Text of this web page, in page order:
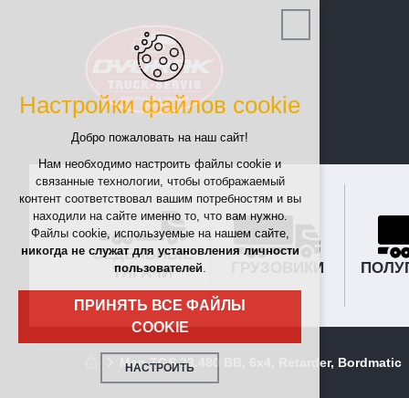
СЕДЕЛЬНЫЕ
ТЯГАЧИ
ГРУЗОВИКИ
Man TGS 33.480 BB, 6x4, Retarder, Bordmatic
Настройки файлов cookie
Добро пожаловать на наш сайт!
Нам необходимо настроить файлы cookie и
связанные технологии, чтобы отображаемый
контент соответствовал вашим потребностям и вы
находили на сайте именно то, что вам нужно.
Файлы cookie, используемые на нашем сайте,
никогда не служат для установления личности
пользователей.
ПРИНЯТЬ ВСЕ ФАЙЛЫ
COOKIE
НАСТРОИТЬ